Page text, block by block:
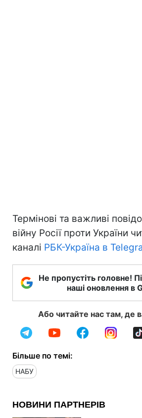
Термінові та важливі
війну Росії проти України
каналі РБК-Україна в
Не пропустіть головне!
наші оновлення в
Або читайте нас там, де
Більше по темі:
НАБУ